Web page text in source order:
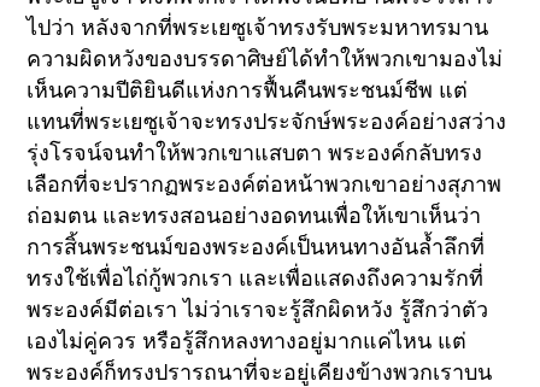
ไปว่า หลังจากที่พระเยซูเจ้าทรงรับพระมหาทรมาน
ความผิดหวังของบรรดาศิษย์ได้ทำให้พวกเขามองไม่
เห็นความปีติยินดีแห่งการฟื้นคืนพระชนม์ชีพ แต่
แทนที่พระเยซูเจ้าจะทรงประจักษ์พระองค์อย่างสว่าง
รุ่งโรจน์จนทำให้พวกเขาแสบตา พระองค์กลับทรง
เลือกที่จะปรากฏพระองค์ต่อหน้าพวกเขาอย่างสุภาพ
ถ่อมตน และทรงสอนอย่างอดทนเพื่อให้เขาเห็นว่า
การสิ้นพระชนม์ของพระองค์เป็นหนทางอันล้ำลึกที่
ทรงใช้เพื่อไถ่กู้พวกเรา และเพื่อแสดงถึงความรักที่
พระองค์มีต่อเรา ไม่ว่าเราจะรู้สึกผิดหวัง รู้สึกว่าตัว
เองไม่คู่ควร หรือรู้สึกหลงทางอยู่มากแค่ไหน แต่
พระองค์ก็ทรงปรารถนาที่จะอยู่เคียงข้างพวกเราบน